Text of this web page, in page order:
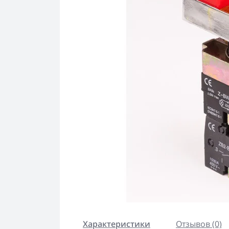
Характеристики Отзывов (0)